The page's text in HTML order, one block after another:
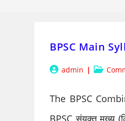
BPSC Main
Postadmin
Post
The BPSC
BPSC संयुक्त मुख्य